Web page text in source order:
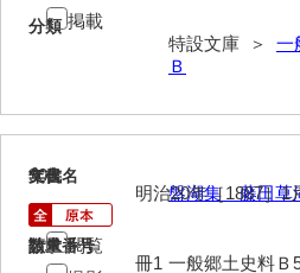
分類
特設文庫 ＞ 一
Ｂ
掲載
905
文書名
盤湖集 藤田草
請求番号
一般郷土史料Ｂ
年代
明治20年［1887］1
数量
冊1
閲覧